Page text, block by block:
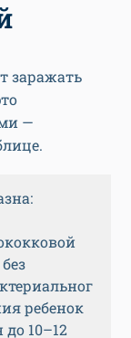
заражать
—
ребенок
до 10–12